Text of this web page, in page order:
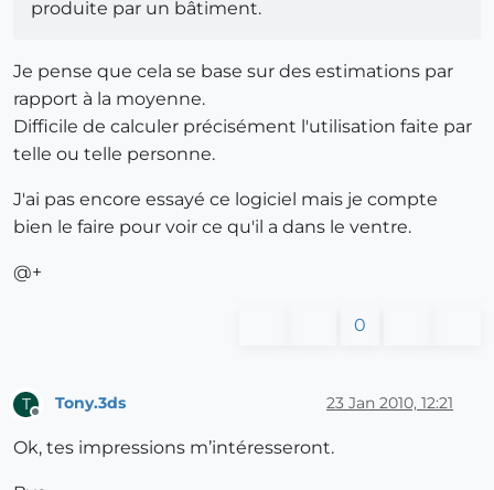
produite par un bâtiment.
Je pense que cela se base sur des estimations par
rapport à la moyenne.
Difficile de calculer précisément l'utilisation faite par
telle ou telle personne.
J'ai pas encore essayé ce logiciel mais je compte
bien le faire pour voir ce qu'il a dans le ventre.
@+
0
T Tony.3ds 23 Jan 2010, 12:21
Ok, tes impressions m’intéresseront.